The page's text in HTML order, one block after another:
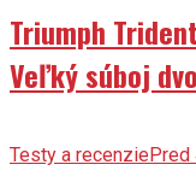
Triumph
Veľký súboj
Testy a recenziePred